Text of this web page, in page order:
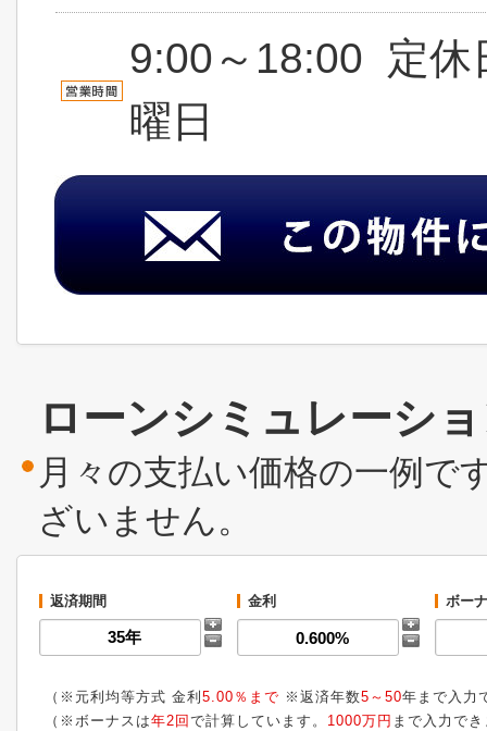
9:00～18:00 定休
曜日
ローンシミュレーシ
月々の支払い価格の一例で
ざいません。
返済期間 金利 ボー
（※元利均等方式 金利 5.00％まで ※返済年数5～50年まで入力
（※ボーナスは年2回 で計算しています。 1000万円 まで入力で